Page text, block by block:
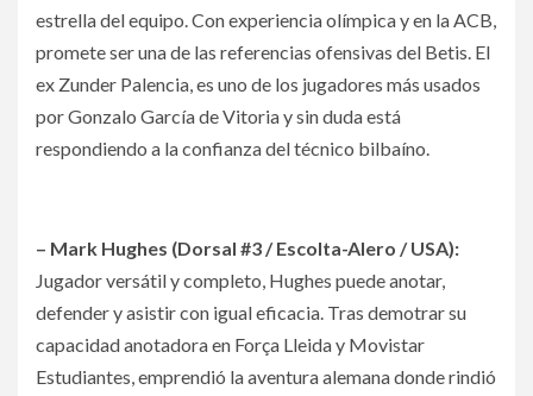
estrella del equipo. Con experiencia olímpica y en la ACB,
promete ser una de las referencias ofensivas del Betis. El
ex Zunder Palencia, es uno de los jugadores más usados
por Gonzalo García de Vitoria y sin duda está
respondiendo a la confianza del técnico bilbaíno.
– Mark Hughes (Dorsal #3 / Escolta-Alero / USA):
Jugador versátil y completo, Hughes puede anotar,
defender y asistir con igual eficacia. Tras demotrar su
capacidad anotadora en Força Lleida y Movistar
Estudiantes, emprendió la aventura alemana donde rindió